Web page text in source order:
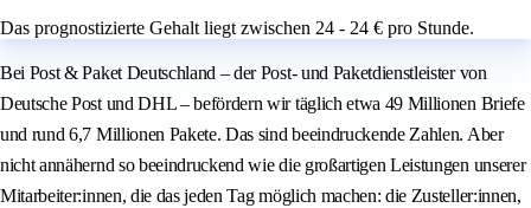
Das prognostizierte Gehalt liegt zwischen 24 - 24 € pro Stunde.
Bei Post & Paket Deutschland – der Post- und Paketdienstleister von
Deutsche Post und DHL – befördern wir täglich etwa 49 Millionen Briefe
und rund 6,7 Millionen Pakete. Das sind beeindruckende Zahlen. Aber
nicht annähernd so beeindruckend wie die großartigen Leistungen unserer
Mitarbeiter:innen, die das jeden Tag möglich machen: die Zusteller:innen,